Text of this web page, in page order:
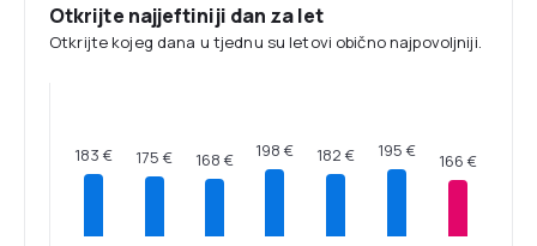
Otkrijte najjeftiniji dan za let
Otkrijte kojeg dana u tjednu su letovi obično najpovoljniji.
183 € 175 € 168 € 198 € 182 € 195 € 166 €